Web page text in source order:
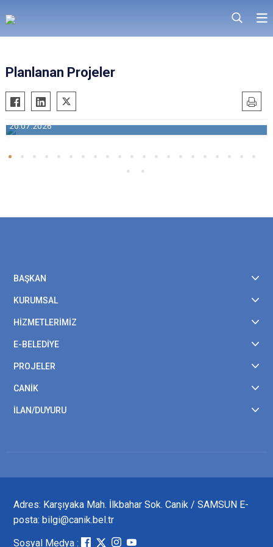
Planlanan Projeler
Meşe Tesisleri Yeni Düğün Salonu
20.07.2026
BAŞKAN
KURUMSAL
HİZMETLERİMİZ
E-BELEDİYE
PROJELER
CANİK
İLAN/DUYURU
Adres: Karşıyaka Mah. İlkbahar Sok. Canik / SAMSUN E-
posta: bilgi@canik.bel.tr
Sosyal Medya :